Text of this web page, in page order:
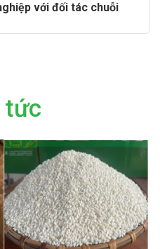
với đối tác chuỗi
tức